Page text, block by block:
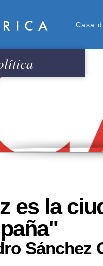
Casa
es la
Sánchez